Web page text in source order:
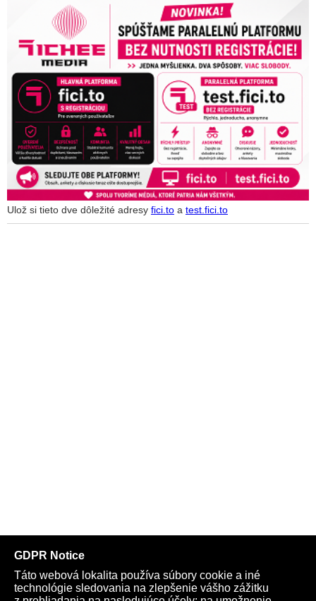
Ulož si tieto dve dôležité adresy fici.to a test.fici.to